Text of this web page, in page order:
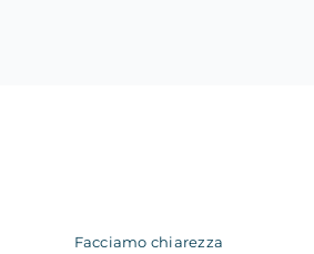
Facciamo chiarezza